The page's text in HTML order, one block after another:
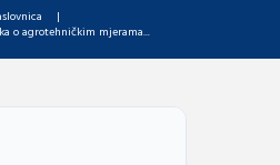
o agrotehničkim mjerama...